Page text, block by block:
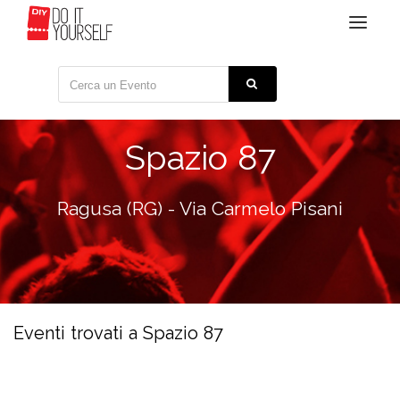
Toggle
Spazio 87
Ragusa (RG) - Via Carmelo Pisani
Eventi trovati a Spazio 87